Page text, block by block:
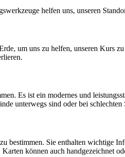
helfen uns, unseren
um uns zu helfen, unseren Kurs
Es ist ein modernes und
unterwegs sind oder bei schlechten
bestimmen. Sie enthalten wichtige
können auch handgezeichnet